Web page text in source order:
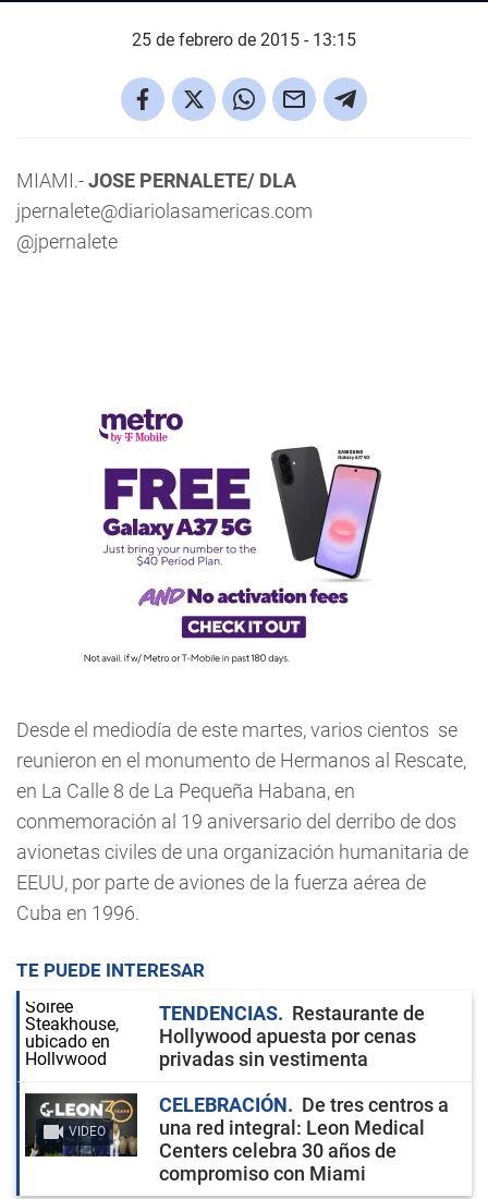
25 de febrero de 2015 - 13:15
MIAMI.-JOSE PERNALETE/ DLA
jpernalete@diariolasamericas.com
@jpernalete
Desde el mediodía de este martes, varios cientos se
reunieron en el monumento de Hermanos al Rescate,
en La Calle 8 de La Pequeña Habana, en
conmemoración al 19 aniversario del derribo de dos
avionetas civiles de una organización humanitaria de
EEUU, por parte de aviones de la fuerza aérea de
Cuba en 1996.
TE PUEDE INTERESAR
TENDENCIAS
Restaurante de
Hollywood apuesta por cenas
privadas sin vestimenta
VIDEO
CELEBRACIÓN
De tres centros a
una red integral: Leon Medical
Centers celebra 30 años de
compromiso con Miami